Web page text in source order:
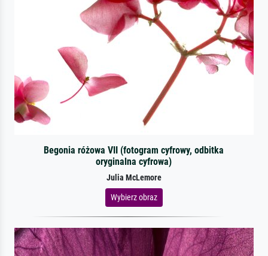
Begonia różowa VII (fotogram cyfrowy, odbitka
oryginalna cyfrowa)
Julia McLemore
Wybierz obraz